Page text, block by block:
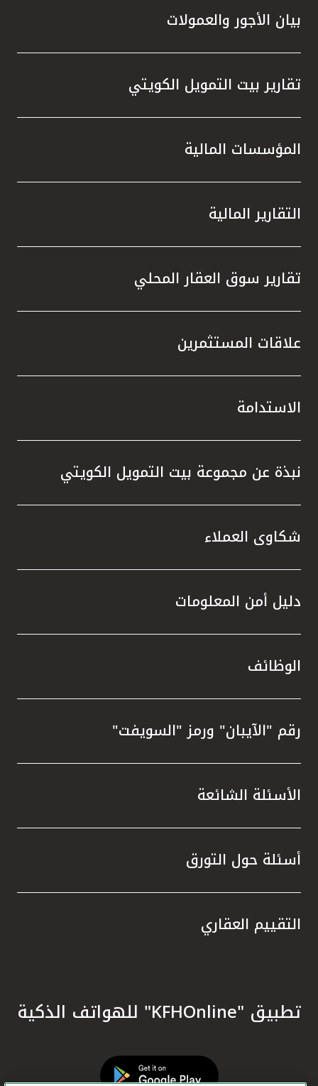
بيان الأجور والعمولات
تقارير بيت التمويل الكويتي
المؤسسات المالية
التقارير المالية
تقارير سوق العقار المحلي
علاقات المستثمرين
الاستدامة
نبذة عن مجموعة بيت التمويل الكويتي
شكاوى العملاء
دليل أمن المعلومات
الوظائف
رقم "الآيبان" ورمز "السويفت"
الأسئلة الشائعة
أسئلة حول التورق
التقييم العقاري
تطبيق "KFHOnline" للهواتف الذكية